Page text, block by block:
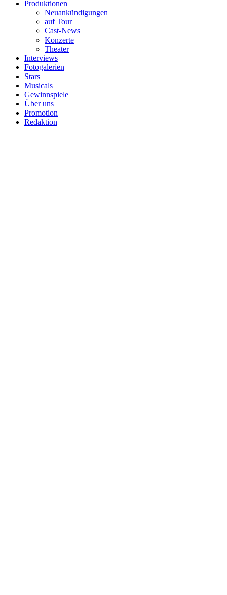
Produktionen
Neuankündigungen
auf Tour
Cast-News
Konzerte
Theater
Interviews
Fotogalerien
Stars
Musicals
Gewinnspiele
Über uns
Promotion
Redaktion